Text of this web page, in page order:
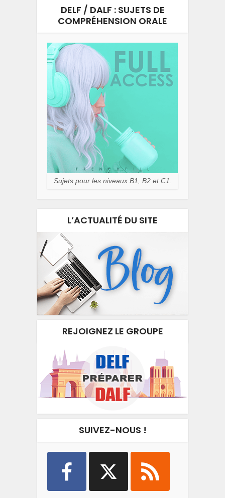
DELF / DALF : SUJETS DE
COMPRÉHENSION ORALE
Sujets pour les niveaux B1, B2 et C1.
L’ACTUALITÉ DU SITE
REJOIGNEZ LE GROUPE
SUIVEZ-NOUS !